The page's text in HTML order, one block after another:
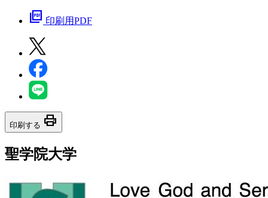
picture_as_pdf 印刷用PDF
印刷する print
聖学院大学